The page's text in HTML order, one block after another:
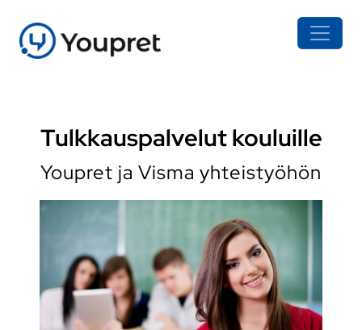
Tulkkauspalvelut kouluille
Youpret ja Visma yhteistyöhön